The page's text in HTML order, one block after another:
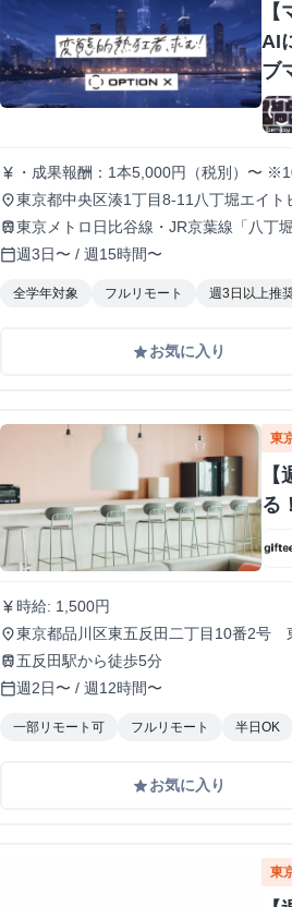
AI
ブ
currency_yen ・成果報酬：1本5,000円（税別）〜
イアル期間の場合変動あり
place東京都中央区湊1丁目8-11八丁堀エイト
train東京メトロ日比谷線・JR京葉線「八丁
calendar_today週3日〜 / 週15時間〜
全学年対象 フルリモート 週3日以上推
gradeお気に入り
東
る
currency_yen時給: 1,500円
place東京都品川区東五反田二丁目10番2号
train 五反田駅から徒歩5分
calendar_today週2日〜 / 週12時間〜
一部リモート可 フルリモート 半日OK
gradeお気に入り
東